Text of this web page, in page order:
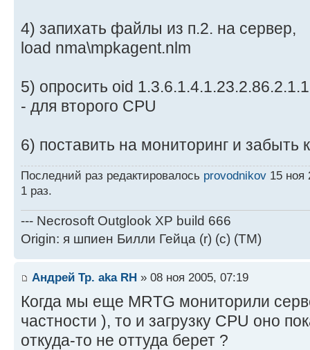
4) запихать файлы из п.2. на сервер,
load nma\mpkagent.nlm
5) опросить oid
- для второго CPU
6) поставить на мониторинг и забыть
Последний раз редактировалось provodnikov 15 ноя
1 раз.
--- Necrosoft Outglook XP build 666
Origin: я шпиен Билли Гейца (r) (c) (TM)
Андрей Тр. aka RH » 08 ноя 2005, 07:19
Когда мы еще MRTG мониторили
частности ), то и загрузку CPU оно
откуда-то не оттуда берет ?